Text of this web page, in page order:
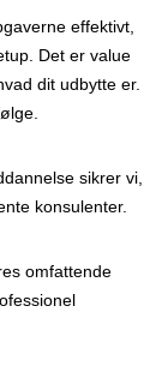
effektivt,
Det er value
dit udbytte er.
sikrer vi,
konsulenter.
omfattende